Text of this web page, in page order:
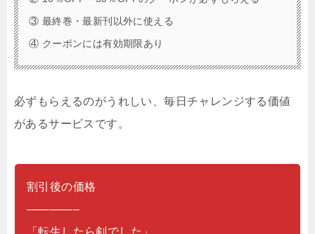
③ 最終巻・最新刊以外に使える
④ クーポンには有効期限あり
必ずもらえるのがうれしい、毎日チャレンジする価値
があるサービスです。
割引後の価格
————–
「転生したら剣でした」